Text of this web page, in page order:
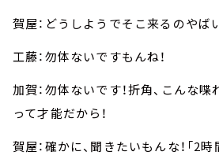
賀屋：どうしようでそこ来るのやば
工藤：勿体ないですもんね！
加賀：勿体ないです！折角、こんな
って才能だから！
賀屋：確かに、聞きたいもんな！「2